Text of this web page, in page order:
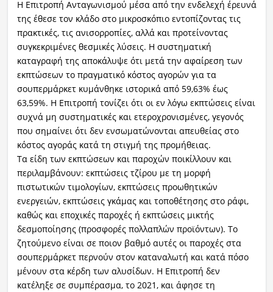
Η Επιτροπή Ανταγωνισμού μέσα από την ενδελεχή έρευνά
της έθεσε τον κλάδο στο μικροσκόπιο εντοπίζοντας τις
πρακτικές, τις ανισορροπίες, αλλά και προτείνοντας
συγκεκριμένες θεσμικές λύσεις. Η συστηματική
καταγραφή της αποκάλυψε ότι μετά την αφαίρεση των
εκπτώσεων το πραγματικό κόστος αγορών για τα
σουπερμάρκετ κυμάνθηκε ιστορικά από 59,63% έως
63,59%. Η Επιτροπή τονίζει ότι οι εν λόγω εκπτώσεις είναι
συχνά μη συστηματικές και ετεροχρονισμένες, γεγονός
που σημαίνει ότι δεν ενσωματώνονται απευθείας στο
κόστος αγοράς κατά τη στιγμή της προμήθειας.
Τα είδη των εκπτώσεων και παροχών ποικίλλουν και
περιλαμβάνουν: εκπτώσεις τζίρου με τη μορφή
πιστωτικών τιμολογίων, εκπτώσεις προωθητικών
ενεργειών, εκπτώσεις γκάμας και τοποθέτησης στο ράφι,
καθώς και εποχικές παροχές ή εκπτώσεις μικτής
δεσμοποίησης (προσφορές πολλαπλών προϊόντων). Το
ζητούμενο είναι σε ποιον βαθμό αυτές οι παροχές στα
σουπερμάρκετ περνούν στον καταναλωτή και κατά πόσο
μένουν στα κέρδη των αλυσίδων. Η Επιτροπή δεν
κατέληξε σε συμπέρασμα, το 2021, και άφησε τη